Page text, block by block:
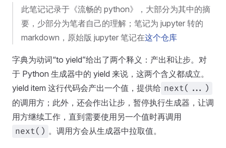
此笔记记录于《流畅的 python》，大部分为其中的摘
要，少部分为笔者自己的理解；笔记为 jupyter 转的
markdown，原始版 jupyter 笔记在这个仓库
字典为动词“to yield”给出了两个释义：产出和让步。对
于 Python 生成器中的 yield 来说，这两个含义都成立。
yield item 这行代码会产出一个值，提供给 next(...)
的调用方；此外，还会作出让步，暂停执行生成器，让调
用方继续工作，直到需要使用另一个值时再调用
next() 。调用方会从生成器中拉取值。